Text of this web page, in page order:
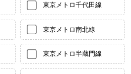
東京メトロ千代田線
東京メトロ南北線
東京メトロ半蔵門線